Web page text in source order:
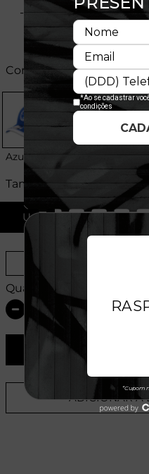
- Composição:
Cores:
Azul
Tamanhos:
U
Quantidade:
ADICIONAR A